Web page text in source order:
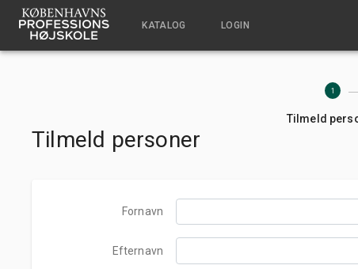
KATALOG LOGIN
1
Tilmeld
Tilmeld personer
Fornavn
Efternavn